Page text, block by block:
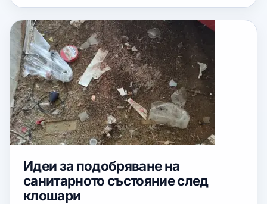
Идеи за подобряване на
санитарното състояние след
клошари